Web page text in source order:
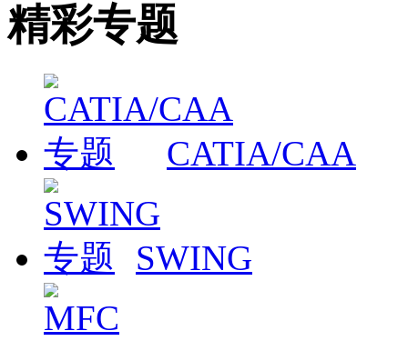
精彩专题
CATIA/CAA
SWING